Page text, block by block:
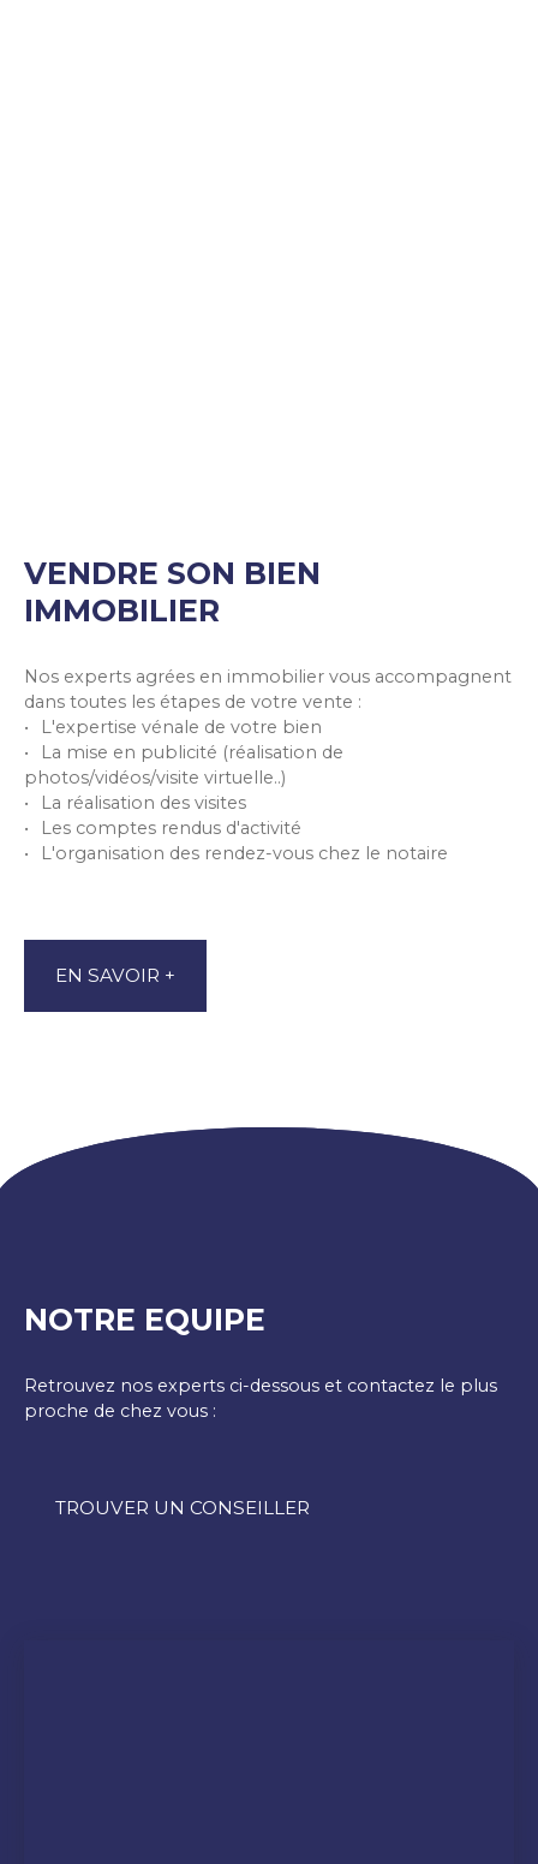
VENDRE SON BIEN
IMMOBILIER
Nos experts agrées en immobilier vous accompagnent
dans toutes les étapes de votre vente :
L'expertise vénale de votre bien
La mise en publicité (réalisation de
photos/vidéos/visite virtuelle..)
La réalisation des visites
Les comptes rendus d'activité
L'organisation des rendez-vous chez le notaire
EN SAVOIR +
NOTRE EQUIPE
Retrouvez nos experts ci-dessous et contactez le plus
proche de chez vous :
TROUVER UN CONSEILLER